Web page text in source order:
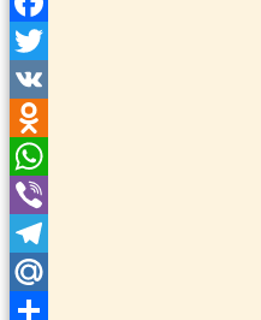
Facebook
Twitter
VK
Odnoklassniki
WhatsApp
Viber
Telegram
Mail.Ru